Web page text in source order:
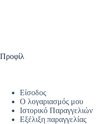
Προφίλ
Είσοδος
Ο λογαριασμός μου
Ιστορικό Παραγγελιών
Εξέλιξη παραγγελίας